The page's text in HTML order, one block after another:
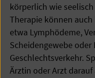
körperlich wie
Therapie können
etwa Lymphödeme,
Scheidengewebe
Geschlechtsverkehr.
Ärztin oder Arzt darauf